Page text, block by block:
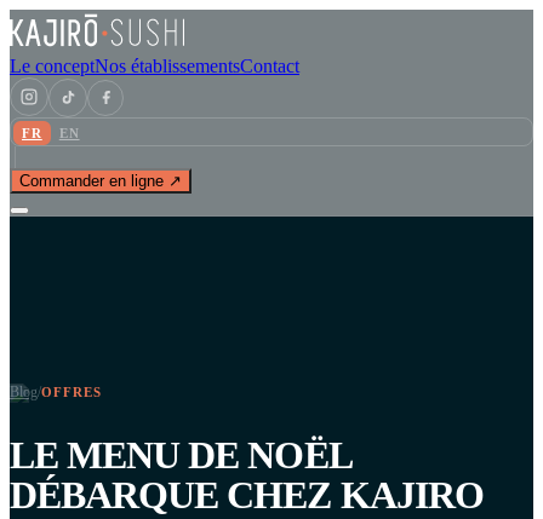
Le conceptNos établissementsContact
FR EN
Commander en ligne ↗
Blog/OFFRES
LE MENU DE NOËL
DÉBARQUE CHEZ KAJIRO